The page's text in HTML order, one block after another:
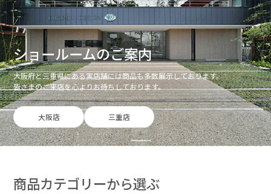
ショールームのご案内
大阪府と三重県にある実店舗には商品も多数展示しております。
皆さまのご来店を心よりお待ちしております。
大阪店 三重店
商品カテゴリーから選ぶ